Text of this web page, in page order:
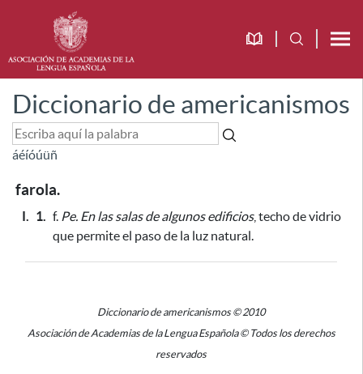
Diccionario de americanismos
áéíóúüñ
farola.
I. 1. f. Pe. En las salas de algunos edificios, techo de vidrio
que permite el paso de la luz natural.
Diccionario de americanismos © 2010
Asociación de Academias de la Lengua Española © Todos los derechos
reservados